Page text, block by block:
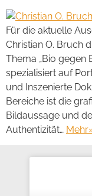
Für die aktuelle
Christian O. Bruch
Thema „Bio gegen
spezialisiert auf
und Inszenierte
Bereiche ist die
Bildaussage und
Authentizität… Mehr